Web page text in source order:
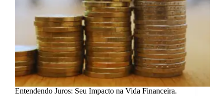
Entendendo Juros: Seu Impacto na Vida Financeira.